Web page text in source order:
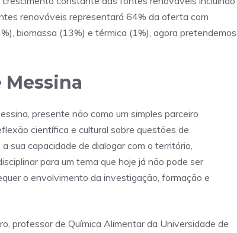
renováveis ​​representará 64% da oferta com
biomassa (13%) e térmica (1%), agora pretendemos
presente não como um simples parceiro
científica e cultural sobre questões de
sua capacidade de dialogar com o território,
para um tema que hoje já não pode ser
o envolvimento da investigação, formação e
professor de Química Alimentar da Universidade de